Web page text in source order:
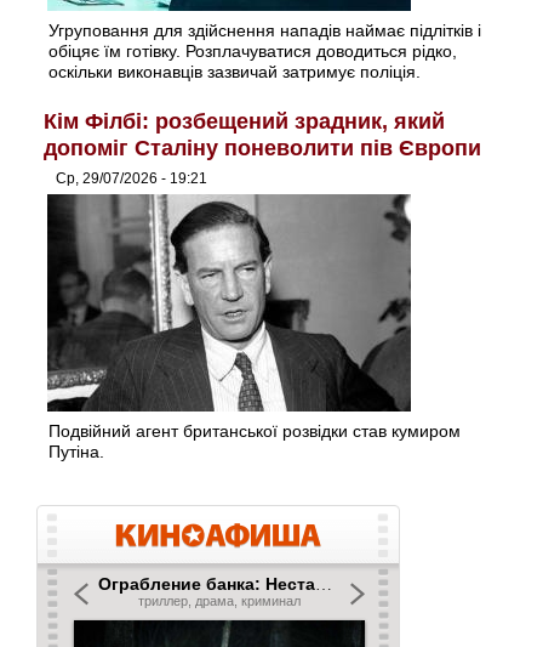
Угруповання для здійснення нападів наймає підлітків і
обіцяє їм готівку. Розплачуватися доводиться рідко,
оскільки виконавців зазвичай затримує поліція.
Кім Філбі: розбещений зрадник, який
допоміг Сталіну поневолити пів Європи
Ср, 29/07/2026 - 19:21
Подвійний агент британської розвідки став кумиром
Путіна.